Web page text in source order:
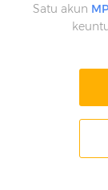
Satu akun